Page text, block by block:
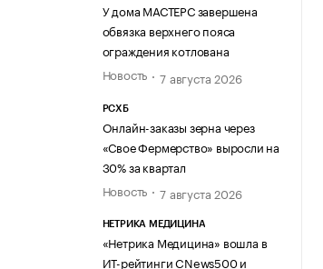
У дома МАСТЕРС завершена
обвязка верхнего пояса
ограждения котлована
Новость
7 августа 2026
РСХБ
Онлайн-заказы зерна через
«Свое Фермерство» выросли на
30% за квартал
Новость
7 августа 2026
НЕТРИКА МЕДИЦИНА
«Нетрика Медицина» вошла в
ИТ-рейтинги CNews500 и